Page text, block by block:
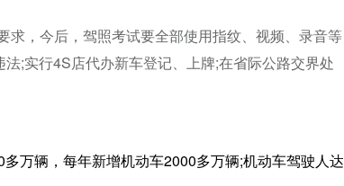
，今后，驾照考试要全部使用指纹、视频、录音等
;实行4S店代办新车登记、上牌;在省际公路交界处
万辆，每年新增机动车2000多万辆;机动车驾驶人达